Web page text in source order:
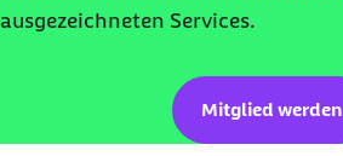
ausgezeichneten Services.
Mitglied werden